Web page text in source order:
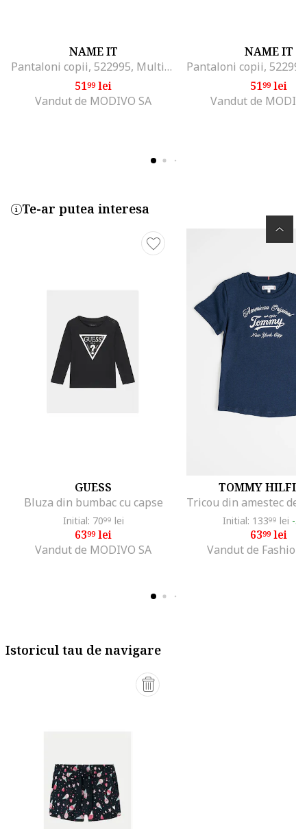
NAME IT
Pantaloni copii, 522995, Multicolor, Bumbac,
5199lei
Vandut de MODIVO SA
NAME IT
5199lei
Vandut de
Te-ar putea interesa
GUESS
Bluza din bumbac cu capse
Initial: 7099 lei
6399lei
Vandut de MODIVO SA
TOMMY
Initial: 13399 lei -
6399lei
Vandut de Fashion
Istoricul tau de navigare